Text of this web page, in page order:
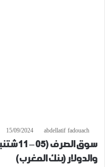
abdellatif fadouach
15/09/2024
سوق
والدولار (بنك المغرب)